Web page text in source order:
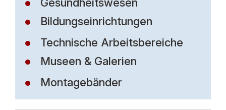
Bildungseinrichtungen
Technische Arbeitsbereiche
Museen & Galerien
Montagebänder